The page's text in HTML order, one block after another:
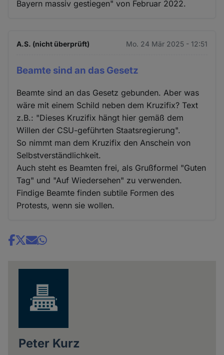
Bayern massiv gestiegen" von Februar 2022.
A.S. (nicht überprüft) Mo. 24 Mär 2025 - 12:51
Beamte sind an das Gesetz
Beamte sind an das Gesetz gebunden. Aber was
wäre mit einem Schild neben dem Kruzifix? Text
z.B.: "Dieses Kruzifix hängt hier gemäß dem
Willen der CSU-geführten Staatsregierung".
So nimmt man dem Kruzifix den Anschein von
Selbstverständlichkeit.
Auch steht es Beamten frei, als Grußformel "Guten
Tag" und "Auf Wiedersehen" zu verwenden.
Findige Beamte finden subtile Formen des
Protests, wenn sie wollen.
Share
Peter Kurz